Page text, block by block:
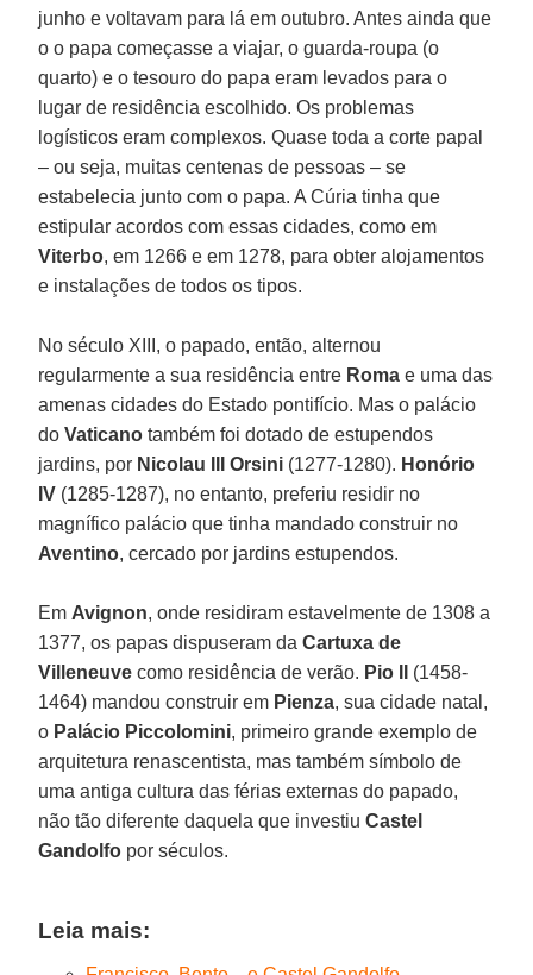
junho e voltavam para lá em outubro. Antes ainda que
o o papa começasse a viajar, o guarda-roupa (o
quarto) e o tesouro do papa eram levados para o
lugar de residência escolhido. Os problemas
logísticos eram complexos. Quase toda a corte papal
– ou seja, muitas centenas de pessoas – se
estabelecia junto com o papa. A Cúria tinha que
estipular acordos com essas cidades, como em
Viterbo, em 1266 e em 1278, para obter alojamentos
e instalações de todos os tipos.
No século XIII, o papado, então, alternou
regularmente a sua residência entre Roma e uma das
amenas cidades do Estado pontifício. Mas o palácio
doVaticano também foi dotado de estupendos
jardins, por Nicolau III Orsini (1277-1280). Honório
IV (1285-1287), no entanto, preferiu residir no
magnífico palácio que tinha mandado construir no
Aventino, cercado por jardins estupendos.
Em Avignon, onde residiram estavelmente de 1308 a
1377, os papas dispuseram daCartuxa de
Villeneuve como residência de verão. Pio II
(1458-
1464) mandou construir em Pienza, sua cidade natal,
o Palácio Piccolomini, primeiro grande exemplo de
arquitetura renascentista, mas também símbolo de
uma antiga cultura das férias externas do papado,
não tão diferente daquela que investiuCastel
Gandolfo por séculos.
Leia mais: